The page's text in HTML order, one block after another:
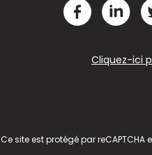
Cliquez-ici
Ce site est protégé par reCAPTCHA